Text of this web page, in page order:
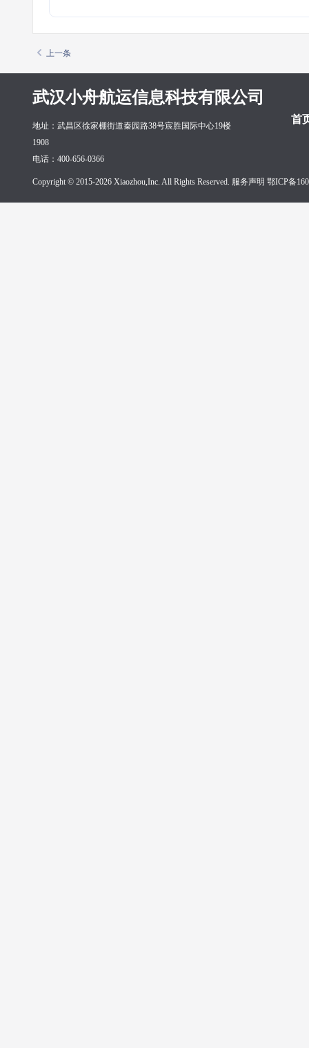
上一条
武汉小舟航运信息科技有限公司
首
地址：武昌区徐家棚街道秦园路38号宸胜国际中心19楼
1908
电话：400-656-0366
Copyright © 2015-2026 Xiaozhou,Inc. All Rights Reserved. 服务声明 鄂ICP备